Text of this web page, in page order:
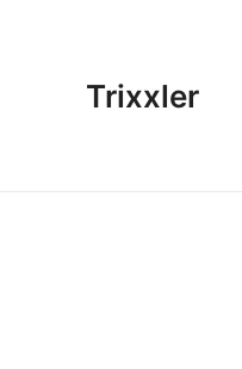
Trixxler